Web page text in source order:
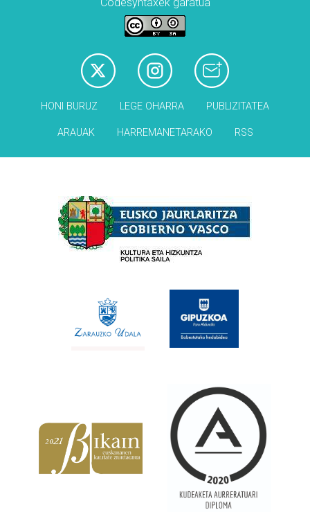
Codesyntaxek garatua
HONI BURUZ LEGE OHARRA PUBLIZITATEA
ARAUAK HARREMANETARAKO RSS